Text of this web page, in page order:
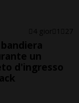
4 gior 1 27
un
d'ingresso